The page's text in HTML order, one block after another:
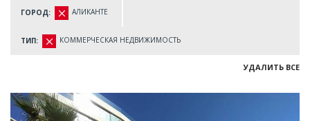
ГОРОД: АЛИКАНТЕ
ТИП: КОММЕРЧЕСКАЯ НЕДВИЖИМОСТЬ
УДАЛИТЬ ВСЕ